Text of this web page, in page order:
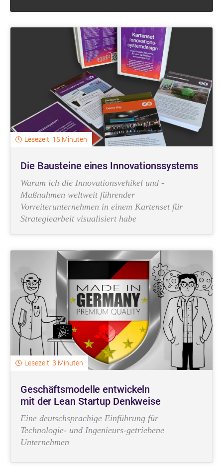
Lesezeit: 15 Minuten
Die Bausteine eines Innovationssystems
Warum ich die Innovationsvehikel und -
Maßnahmen weltweit führender
Vorreiterunternehmen in einem Kartenset für
Strategiearbeit visualisiert habe
Lesezeit: 3 Minuten
Geschäftsmodelle entwickeln
mit der Lean Startup Denkweise
Eine deutschsprachige Einführung für
Technologie- und Ingenieurs-getriebene
Unternehmen